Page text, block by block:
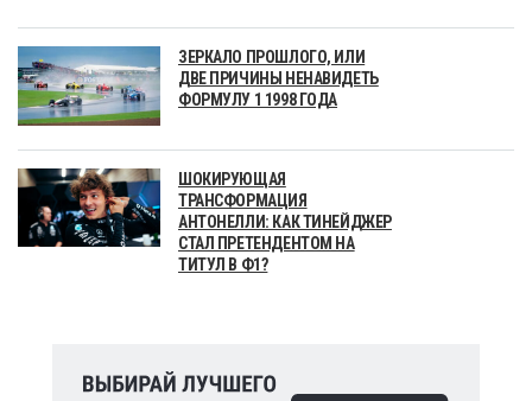
ЗЕРКАЛО ПРОШЛОГО, ИЛИ
ДВЕ ПРИЧИНЫ НЕНАВИДЕТЬ
ФОРМУЛУ 1 1998 ГОДА
ШОКИРУЮЩАЯ
ТРАНСФОРМАЦИЯ
АНТОНЕЛЛИ: КАК ТИНЕЙДЖЕР
СТАЛ ПРЕТЕНДЕНТОМ НА
ТИТУЛ В Ф1?